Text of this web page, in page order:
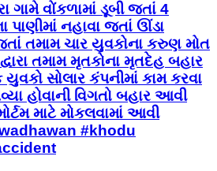
ગામે વોંકળામાં ડૂબી જતાં 4
પાણીમાં નહાવા જતાં ઊંડા
તમામ ચાર યુવકોના કરુણ મોત
તમામ મૃતકોના મૃતદેહ બહાર
સોલાર કંપનીમાં કામ કરવા
હોવાની વિગતો બહાર આવી
માટે મોકલવામાં આવી
#khodu